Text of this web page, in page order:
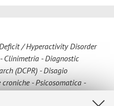
/ Hyperactivity Disorder
Clinimetria
Diagnostic
(DCPR)
Disagio
croniche
Psicosomatica